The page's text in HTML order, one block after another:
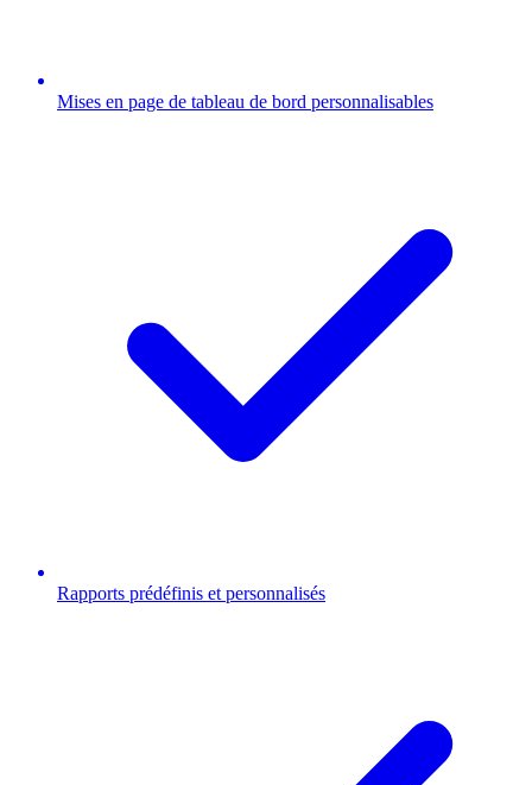
Mises en page de tableau de bord personnalisables
Rapports prédéfinis et personnalisés